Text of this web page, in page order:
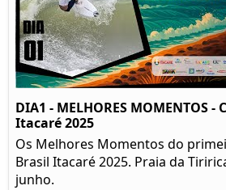
DIA1 - MELHORES MOMENTOS -
Itacaré 2025
Os Melhores Momentos do
Brasil Itacaré 2025. Praia da
junho.